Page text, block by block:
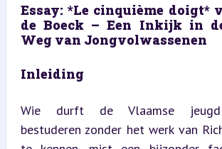
Essay: *Le cinquième doigt*
de Boeck – Een Inkijk in
Weg van Jongvolwassenen
Inleiding
Wie durft de Vlaamse
bestuderen zonder het werk van